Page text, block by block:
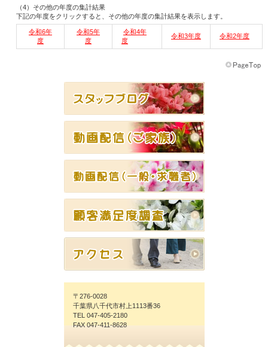
（4）その他の年度の集計結果
下記の年度をクリックすると、その他の年度の集計結果を表示します。
令和6年
度
令和5年
度
令和4年
度
令和3年度 令和2年度
〒276-0028
千葉県八千代市村上1113番36
TEL 047-405-2180
FAX 047-411-8628